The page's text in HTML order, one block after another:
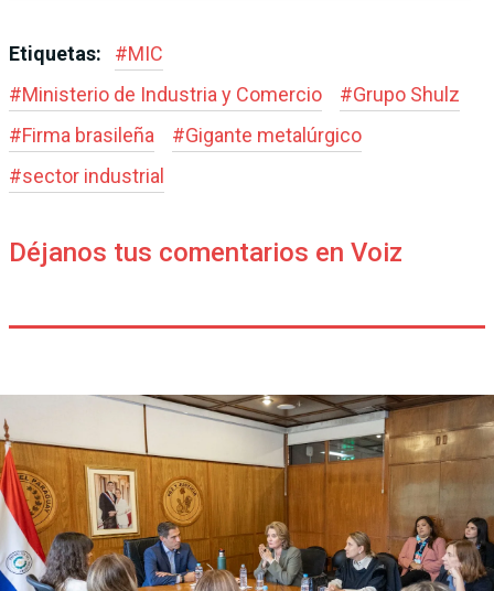
Etiquetas: #MIC
#Ministerio de Industria y Comercio #Grupo Shulz
#Firma brasileña #Gigante metalúrgico
#sector industrial
Déjanos tus comentarios en Voiz